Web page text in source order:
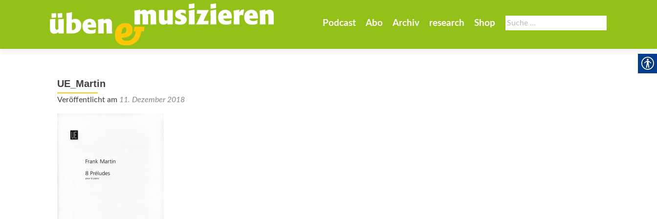
Suche
nach:
Podcast Abo Archiv research Shop
UE_Martin
Veröffentlicht am 11. Dezember 2018